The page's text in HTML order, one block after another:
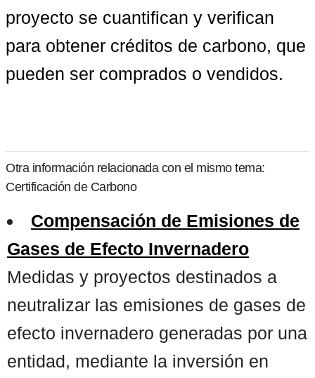
proyecto se cuantifican y verifican
para obtener créditos de carbono, que
pueden ser comprados o vendidos.
Otra información relacionada con el mismo tema:
Certificación de Carbono
Compensación de Emisiones de
Gases de Efecto Invernadero
Medidas y proyectos destinados a
neutralizar las emisiones de gases de
efecto invernadero generadas por una
entidad, mediante la inversión en